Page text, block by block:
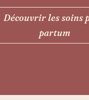
Découvrir les soins